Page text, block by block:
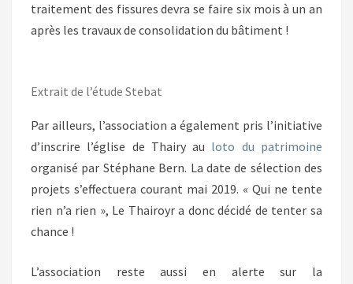
traitement des fissures devra se faire six mois à un an
après les travaux de consolidation du bâtiment !
Extrait de l’étude Stebat
Par ailleurs, l’association a également pris l’initiative
d’inscrire l’église de Thairy au loto du patrimoine
organisé par Stéphane Bern. La date de sélection des
projets s’effectuera courant mai 2019. « Qui ne tente
rien n’a rien », Le Thairoyr a donc décidé de tenter sa
chance !
L’association reste aussi en alerte sur la